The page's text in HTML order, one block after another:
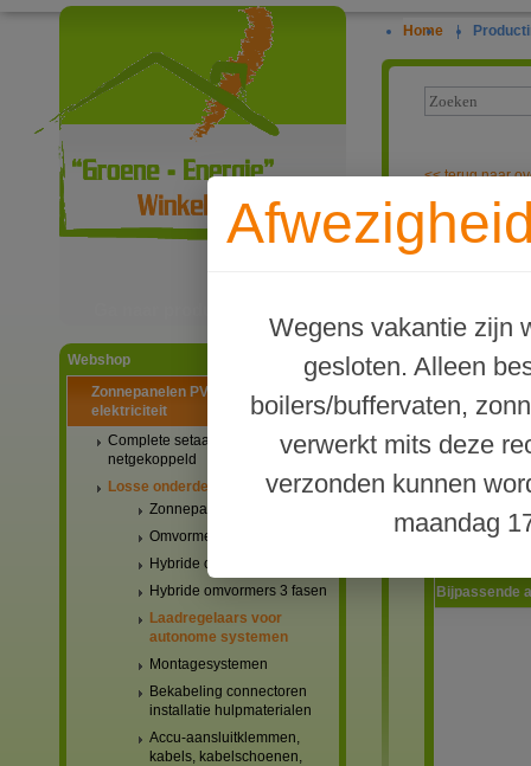
Webshop
Zonnepanelen PV-systemen
elektriciteit
Complete setaanbiedingen
netgekoppeld
Losse onderdelen
Zonnepanelen
Omvormers netgekoppeld
Hybride omvormers 1 fase
Hybride omvormers 3 fasen
Laadregelaars voor
autonome systemen
Montagesystemen
Bekabeling connectoren
installatie hulpmaterialen
Accu-aansluitklemmen,
kabels, kabelschoenen,
Home |
Wegens vakantie zijn
gesloten. Alleen
boilers/buffervaten,
verwerkt mits deze
verzonden kunnen
maandag
<<terug naar
Epsolar
Bijpassende